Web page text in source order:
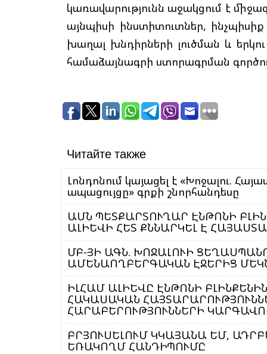
կառավարությունն աջակցում է
այնպիսի ինստիտուտներ,
խաղալ խնդիրների լուծման և
համաձայնագրի ստորագրման
Читайте также
Լոնդոնում կայացել է «Խոջալու.
ապացույցը» գրքի շնորհանդեսը
ԱՄՆ ՊԵՏՔԱՐՏՈՒՂԱՐ ԷՆԹՈՆԻ
ԱԼԻԵՎԻ ՀԵՏ ՔՆՆԱՐԿԵԼ Է
ՄԲ-ՅԻ ԱԳՆ. ԽՈՋԱԼՈՒԻ
ԱՄԵՆԱՈՂԲԵՐԳԱԿԱՆ ԷՋԵՐԻՑ
ԻԼՀԱՄ ԱԼԻԵՎԸ ԷՆԹՈՆԻ ԲԼԻՆՔԵՆԻՆ. ՀԱՅԱՍՏԱՆԻ ՂԵԿԱՎԱՐՈՒԹՅԱՆ
ՀԱԿԱՍԱԿԱՆ
ՀԱՐԱԲԵՐՈՒԹՅՈՒՆՆԵՐԻ
ԲՐՅՈՒՍԵԼՈՒՄ ԿԿԱՅԱՆԱ ԵՄ,
ԵՌԱԿՈՂՄ ՀԱՆԴԻՊՈՒՄԸ